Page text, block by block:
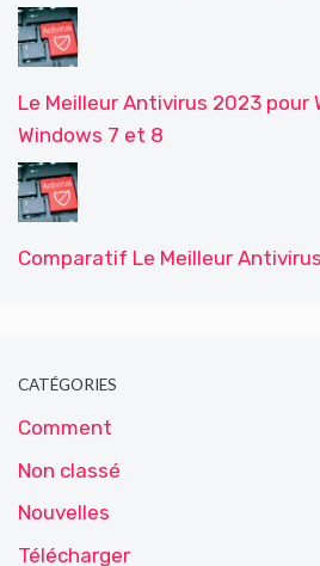
Le Meilleur Antivirus 2023 pour
Windows 7 et 8
Comparatif Le Meilleur
CATÉGORIES
Comment
Non classé
Nouvelles
Télécharger